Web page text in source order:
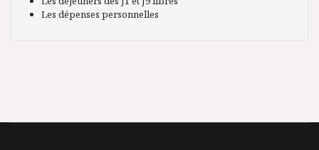
Les dépenses personnelles